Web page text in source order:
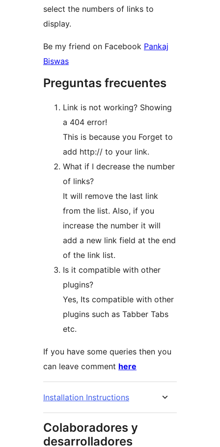
select the numbers of links to
display.
Be my friend on Facebook Pankaj
Biswas
Preguntas frecuentes
Link is not working? Showing
a 404 error!
This is because you Forget to
add http:// to your link.
What if I decrease the number
of links?
It will remove the last link
from the list. Also, if you
increase the number it will
add a new link field at the end
of the link list.
Is it compatible with other
plugins?
Yes, Its compatible with other
plugins such as Tabber Tabs
etc.
If you have some queries then you
can leave comment here
Installation Instructions
Colaboradores y
desarrolladores